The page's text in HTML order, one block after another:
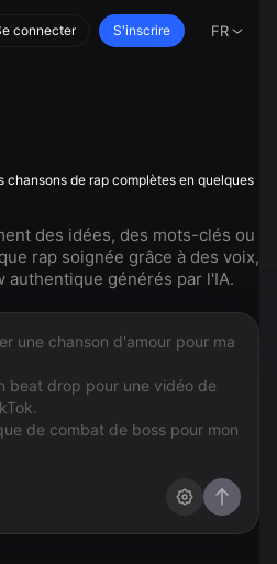
connecter S'inscrire FR
chansons de rap complètes en quelques
des idées, des mots-clés ou
rap soignée grâce à des voix,
authentique générés par l'IA.